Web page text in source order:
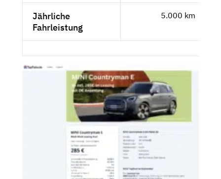
Jährliche
Fahrleistung
5.000 km